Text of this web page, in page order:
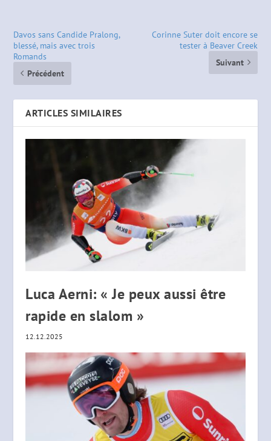
Davos sans Candide Pralong,
blessé, mais avec trois
Romands
Précédent
Corinne Suter doit encore se
tester à Beaver Creek
Suivant
ARTICLES SIMILAIRES
Luca Aerni: « Je peux aussi être
rapide en slalom »
12.12.2025